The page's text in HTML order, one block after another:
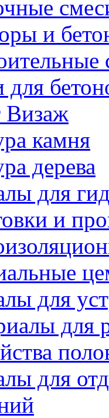
и
для
Визаж
камня
дерева
для
и
для
для
для